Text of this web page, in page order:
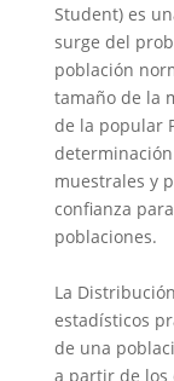
Student) es
surge del
población
tamaño de la
de la popular
muestrales y
confianza
poblaciones.
La
estadísticos
de una
a partir de los